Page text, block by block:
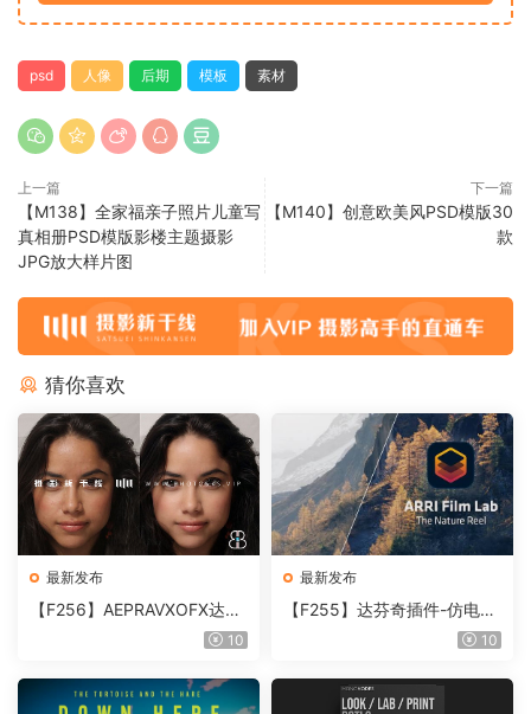
psd 人像 后期 模板 素材
上一篇
【M138】全家福亲子照片儿童写
真相册PSD模版影楼主题摄影
JPG放大样片图
下一篇
【M140】创意欧美风PSD模版30
款
猜你喜欢
最新发布
【F256】AEPRAVXOFX达芬
奇视频人像磨皮润肤美颜插件
10
最新发布
【F255】达芬奇插件-仿电影
胶片视频调色插件 ARRI Film
10